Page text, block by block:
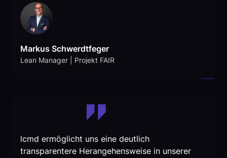
Markus Schwerdtfeger
Lean Manager | Projekt FAIR
lcmd ermöglicht uns eine deutlich
transparentere Herangehensweise in unserer